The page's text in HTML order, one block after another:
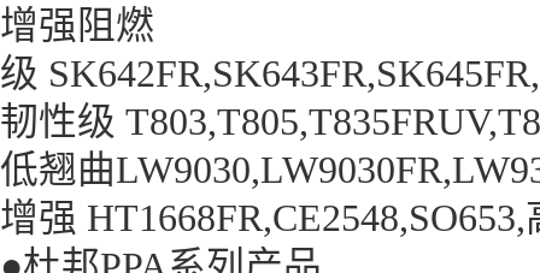
增强阻燃
级
韧性级
低翘曲
增强